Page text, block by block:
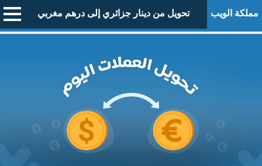
مملكة الويب تحويل من دينار جزائري إلى درهم مغربي